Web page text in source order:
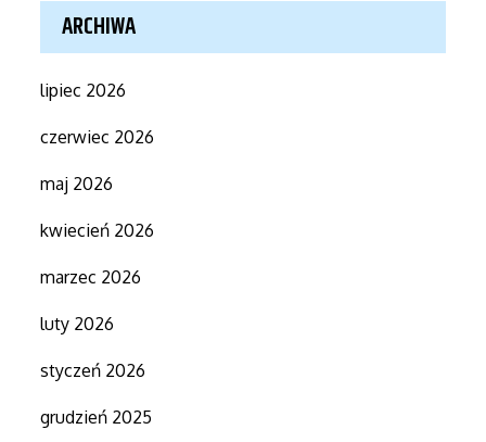
ARCHIWA
lipiec 2026
czerwiec 2026
maj 2026
kwiecień 2026
marzec 2026
luty 2026
styczeń 2026
grudzień 2025